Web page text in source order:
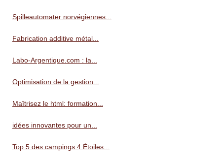
Spilleautomater norvégiennes...
Fabrication additive métal...
Labo-Argentique.com : la...
Optimisation de la gestion...
Maîtrisez le html: formation...
idées innovantes pour un...
Top 5 des campings 4 Étoiles...